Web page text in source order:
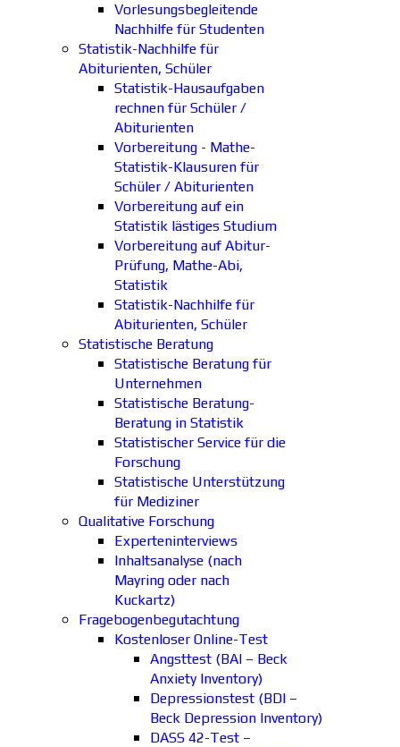
Vorlesungsbegleitende
Nachhilfe für Studenten
Statistik-Nachhilfe für
Abiturienten, Schüler
Statistik-Hausaufgaben
rechnen für Schüler /
Abiturienten
Vorbereitung - Mathe-
Statistik-Klausuren für
Schüler / Abiturienten
Vorbereitung auf ein
Statistik lästiges Studium
Vorbereitung auf Abitur-
Prüfung, Mathe-Abi,
Statistik
Statistik-Nachhilfe für
Abiturienten, Schüler
Statistische Beratung
Statistische Beratung für
Unternehmen
Statistische Beratung-
Beratung in Statistik
Statistischer Service für die
Forschung
Statistische Unterstützung
für Mediziner
Qualitative Forschung
Experteninterviews
Inhaltsanalyse (nach
Mayring oder nach
Kuckartz)
Fragebogenbegutachtung
Kostenloser Online-Test
Angsttest (BAI – Beck
Anxiety Inventory)
Depressionstest (BDI –
Beck Depression Inventory)
DASS 42-Test –